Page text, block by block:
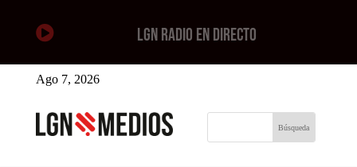
 LGN RADIO EN DIRECTO
Ago 7, 2026